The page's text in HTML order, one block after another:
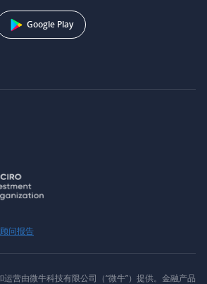
Google Play
问报告
营由微牛科技有限公司（“微牛”）提供。金融产品